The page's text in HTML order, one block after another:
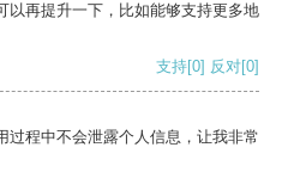
以再提升一下，比如能够支持更多地
支持[0] 反对[0]
过程中不会泄露个人信息，让我非常